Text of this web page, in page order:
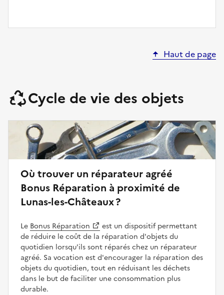
Haut de page
Cycle de vie des objets
Où trouver un réparateur agréé
Bonus Réparation à proximité de
Lunas-les-Châteaux ?
Le Bonus Réparation
est un dispositif permettant
de réduire le coût de la réparation d'objets du
quotidien lorsqu'ils sont réparés chez un réparateur
agréé. Sa vocation est d'encourager la réparation des
objets du quotidien, tout en réduisant les déchets
dans le but de faciliter une consommation plus
durable.